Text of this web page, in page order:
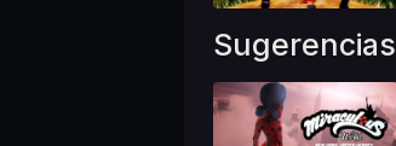
Sugerencias